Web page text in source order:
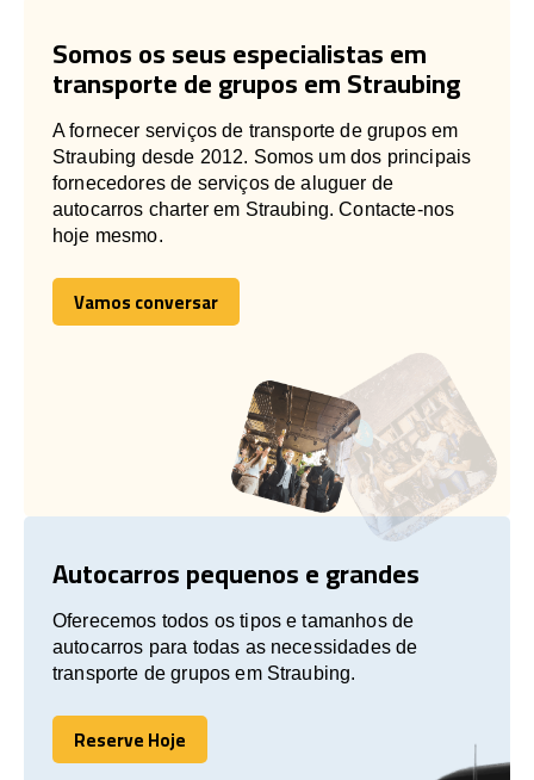
Somos os seus especialistas em
transporte de grupos em Straubing
A fornecer serviços de transporte de grupos em
Straubing desde 2012. Somos um dos principais
fornecedores de serviços de aluguer de
autocarros charter em Straubing. Contacte-nos
hoje mesmo.
Vamos conversar
Vamos conversar
Autocarros pequenos e grandes
Oferecemos todos os tipos e tamanhos de
autocarros para todas as necessidades de
transporte de grupos em Straubing.
Reserve Hoje
Reserve Hoje